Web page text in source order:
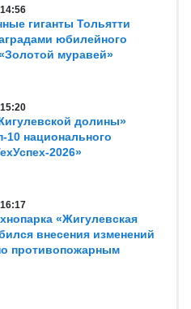
14:56
гиганты Тольятти
юбилейного
муравей»
15:20
долины»
10 национального
2026»
16:17
«Жигулевская
внесения изменений
противопожарным